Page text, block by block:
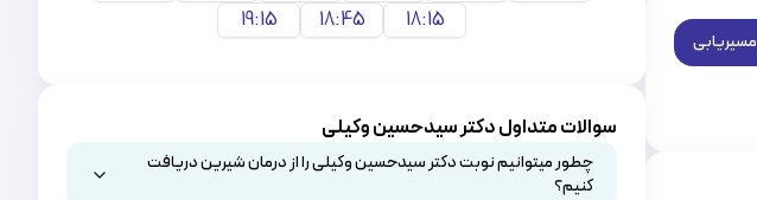
مسیریابی
18:15
18:45
19:15
سوالات متداول دکتر سیدحسین وکیلی
چطور میتوانیم نوبت دکتر سیدحسین وکیلی را از درمان شیرین دریافت
کنیم؟